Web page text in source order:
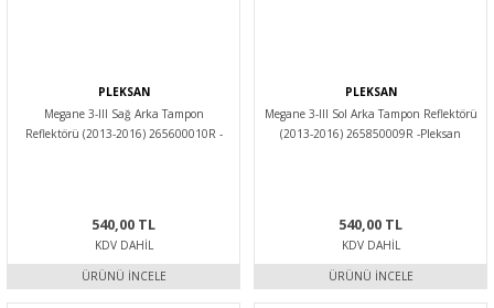
PLEKSAN
Megane 3-III Sağ Arka Tampon
Reflektörü (2013-2016) 265600010R -
540,00 TL
KDV DAHIL
ÜRÜNÜ İNCELE
PLEKSAN
Megane 3-III Sol Arka Tampon Reflektörü
(2013-2016) 265850009R -Pleksan
540,00 TL
KDV DAHIL
ÜRÜNÜ İNCELE